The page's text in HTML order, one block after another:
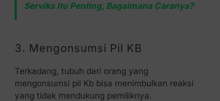
Serviks Itu Penting, Bagaimana Caranya?
3. Mengonsumsi Pil KB
Terkadang, tubuh dari orang yang
mengonsumsi pil Kb bisa menimbulkan reaksi
yang tidak mendukung pemiliknya.